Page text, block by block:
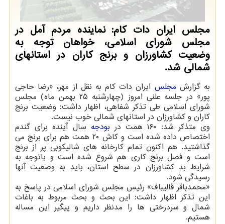
مجلس ایران دات کام: نماینده مردم آمل در
مجلس شورای اسلامی، خواهان توجه به
وضعیت کشاورزان و برنج کاران در استانهای
شمالی شد.
به گزارش مجلس ایران دات کام به نقل از مهر، «رضا حاجی
پور» در جلسه علنی امروز (چهارشنبه ۲۵ بهمن ماه) مجلس
شورای اسلامی طی تذکر شفاهی، اظهار داشت: وضعیت برنج
کاران و کشاورزان در استانهای شمالی خوب نیست.
وی متذکر شد: ۱۶۰ همت در
بودجه سال آینده برای گندم
اختصاص داده شده است و کاش ۲۰ همت هم برای برنج می
گذاشتید. هم اکنون تمام کارخانه های شالیکوبی پر از برنج
است و فصل برنج کاری هم شروع شده است و باتوجه به
شرایط بد کشاورزان در سطح استان، باید به وضعیت آنها
رسیدگی شود.
«محمدباقر قالیباف» رئیس مجلس شورای اسلامی در پاسخ به
این تذکر اظهار داشت: این بحث و بحث مربوط به باغات
شمال و سردرختی ها را مدنظر داریم و پیگیر این مساله
هستیم.